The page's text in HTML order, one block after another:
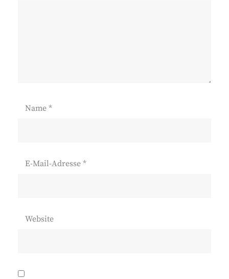
Name *
E-Mail-Adresse *
Website